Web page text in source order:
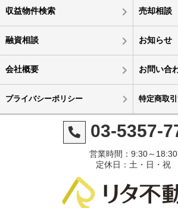
収益物件検索 売却相談
融資相談 お知らせ
会社概要 お問い合
プライバシーポリシー 特定商取
03-5357-
営業時間：9:30～18:30
定休日：土・日・祝